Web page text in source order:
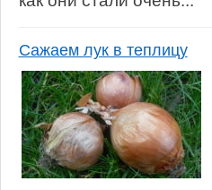
Сажаем лук в теплицу